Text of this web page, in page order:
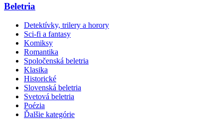
Beletria
Detektívky, trilery a horory
Sci-fi a fantasy
Komiksy
Romantika
Spoločenská beletria
Klasika
Historické
Slovenská beletria
Svetová beletria
Poézia
Ďalšie kategórie